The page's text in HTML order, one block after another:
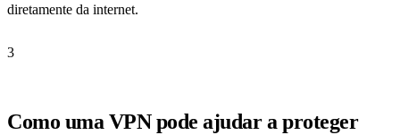
diretamente da internet.
3
Como uma VPN pode ajudar a proteger